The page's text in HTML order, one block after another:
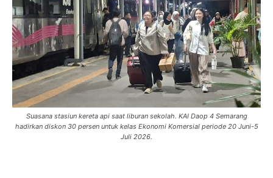
Suasana stasiun kereta api saat liburan sekolah. KAI Daop 4 Semarang
hadirkan diskon 30 persen untuk kelas Ekonomi Komersial periode 20 Juni-5
Juli 2026.